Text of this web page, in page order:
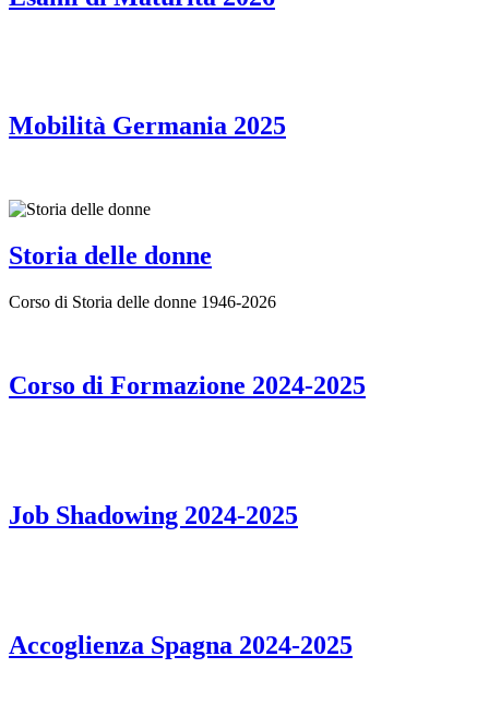
Mobilità Germania 2025
Storia delle donne
Corso di Storia delle donne 1946-2026
Corso di Formazione 2024-2025
Job Shadowing 2024-2025
Accoglienza Spagna 2024-2025